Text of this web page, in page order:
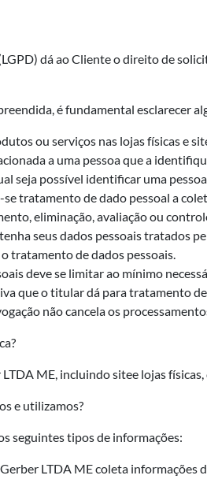
dá ao Cliente o direito de
é fundamental esclarecer
ou serviços nas lojas físicas e
a uma pessoa que a
seja possível identificar uma
tratamento de dado pessoal a
eliminação, avaliação ou
seus dados pessoais tratados
tratamento de dados pessoais.
deve se limitar ao mínimo
que o titular dá para tratamento
não cancela os
ME, incluindo sitee lojas
e utilizamos?
seguintes tipos de informações:
LTDA ME coleta informações